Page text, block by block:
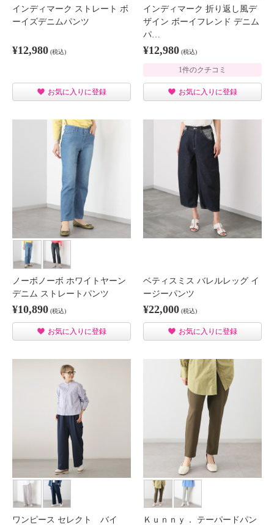
インディマーク ストレート ボ
ーイズデニムパンツ
¥12,980 (税込)
お気に入りに登録
インディマーク 折り返し風デ
ザイン ボーイフレンド デニム
パ…
¥12,980 (税込)
1件のクチコミ
お気に入りに登録
ノーボノーボ ホワイトヤーン
デニム ストレートパンツ
¥10,890 (税込)
お気に入りに登録
ベティスミス バレルレッグ イ
ージーパンツ
¥22,000 (税込)
お気に入りに登録
ワンピース セレクト バイ Ｋｕｎｎｙ． テーパードパン